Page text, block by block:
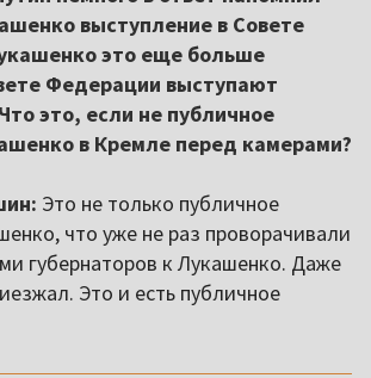
выступление в Совете
это еще больше
Федерации выступают
это, если не публичное
в Кремле перед камерами?
Это не только публичное
что уже не раз проворачивали
губернаторов к Лукашенко. Даже
Это и есть публичное